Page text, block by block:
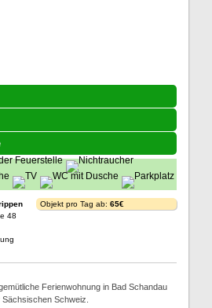
48
Objekt pro Tag ab: 65€
Ferienwohnung in Bad Schandau
Schweiz.